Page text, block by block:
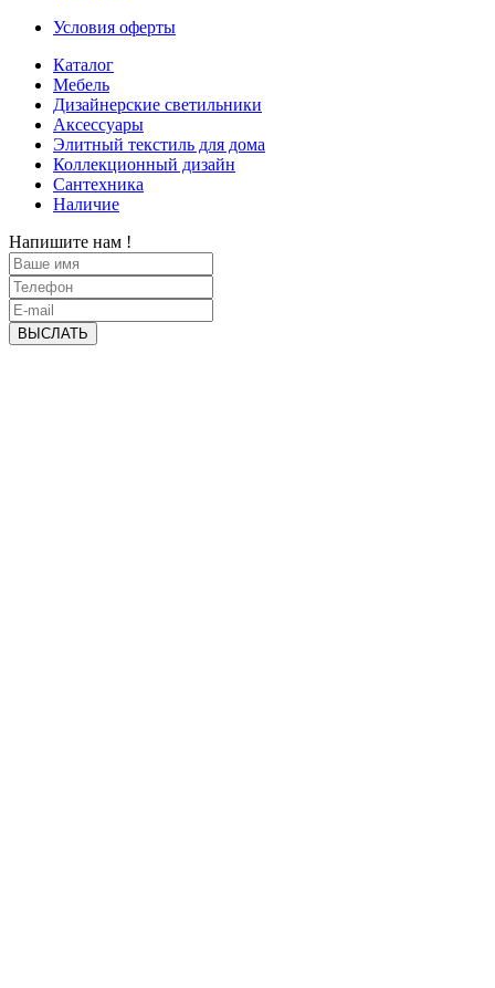
Условия оферты
Каталог
Мебель
Дизайнерские светильники
Аксессуары
Элитный текстиль для дома
Коллекционный дизайн
Сантехника
Наличие
Напишите нам !
ВЫСЛАТЬ